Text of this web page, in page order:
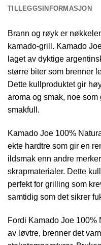
TILLEGGSINFORMASJON
Brann og røyk er
kamado-grill. Kamado
laget av dyktige
større biter som brenner
Dette kullproduktet gir
aroma og smak, noe
smakfull.
Kamado Joe 100%
ekte hardtre som gir en
ildsmak enn andre
skrapmaterialer. Dette
perfekt for grilling som
samtidig som det sikrer
Fordi Kamado Joe 100%
av løvtre, brenner det